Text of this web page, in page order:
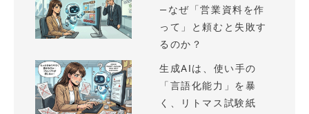
—なぜ「営業資料を作
って」と頼むと失敗す
るのか？
生成AIは、使い手の
「言語化能力」を暴
く、リトマス試験紙